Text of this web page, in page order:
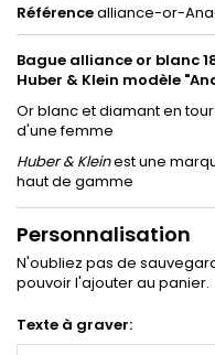
Référencealliance-or-
Bague alliance or blanc
Huber & Klein modèle
Or blanc et diamant en
d'une femme
Huber & Kleinest une
haut de gamme
Personnalisation
N'oubliez pas de
pouvoir l'ajouter au panier.
Texte à graver: